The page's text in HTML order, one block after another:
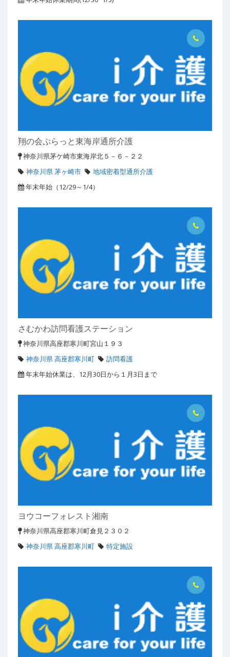
翔の会ぷらっと東海岸通所介護
神奈川県茅ケ崎市東海岸北５－６－２２
神奈川県 茅ヶ崎市
地域密着型通所介護
年末年始（12/29～1/4）
さむかわ訪問看護ステーション
神奈川県高座郡寒川町宮山１９３
神奈川県 高座郡寒川町
訪問看護
年末年始休業は、12月30日から１月3日まで
ヨウコーフォレスト湘南
神奈川県高座郡寒川町倉見２３０２
神奈川県 高座郡寒川町
特定施設